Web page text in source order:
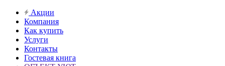
Акции
Компания
Как купить
Услуги
Контакты
Гостевая книга